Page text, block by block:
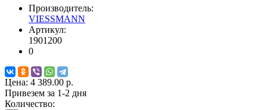
Производитель:
VIESSMANN
Артикул:
1901200
0
Цена: 4 389.00 р.
Привезем за 1-2 дня
Количество: